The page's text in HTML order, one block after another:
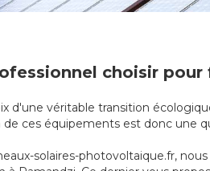
choisir
d'une véritable transition
de ces équipements est donc une
solaires-photovoltaique.fr,